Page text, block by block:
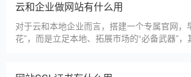
狮羊科技（上海）有限
淄博利安机电科技有限